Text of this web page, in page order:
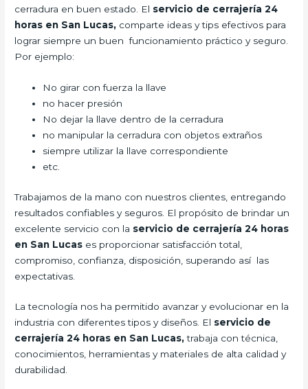
cerradura en buen estado. El servicio de cerrajería 24
horas en San Lucas, comparte ideas y tips efectivos para
lograr siempre un buen funcionamiento práctico y seguro.
Por ejemplo:
No girar con fuerza la llave
no hacer presión
No dejar la llave dentro de la cerradura
no manipular la cerradura con objetos extraños
siempre utilizar la llave correspondiente
etc.
Trabajamos de la mano con nuestros clientes, entregando
resultados confiables y seguros. El propósito de brindar un
excelente servicio con la servicio de cerrajería 24 horas
en San Lucas es proporcionar satisfacción total,
compromiso, confianza, disposición, superando así las
expectativas.
La tecnología nos ha permitido avanzar y evolucionar en la
industria con diferentes tipos y diseños. El servicio de
cerrajería 24 horas en San Lucas,trabaja con técnica,
conocimientos, herramientas y materiales de alta calidad y
durabilidad.